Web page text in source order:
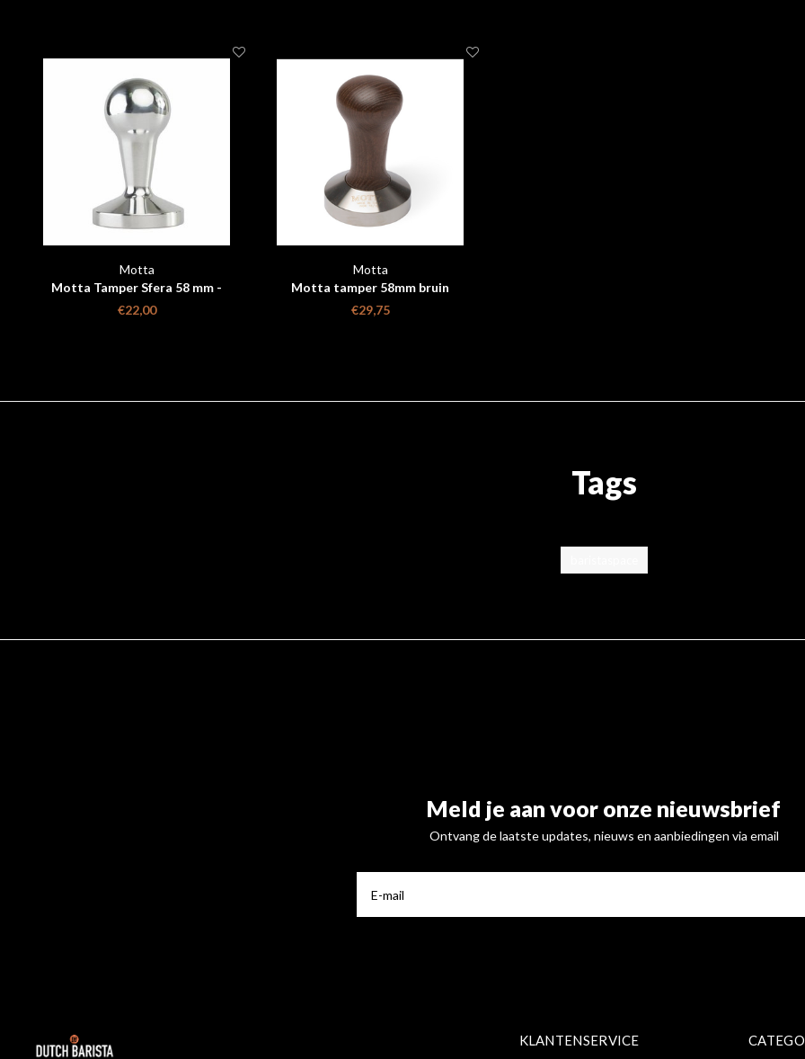
Motta
Motta Tamper Sfera 58 mm -
Aluminium
€22,00
Motta
Motta tamper 58mm bruin
€29,75
Tags
Meld je aan voor onze nieuwsbrief
Ontvang de laatste updates, nieuws en aanbiedingen via email
KLANTENSERVICE